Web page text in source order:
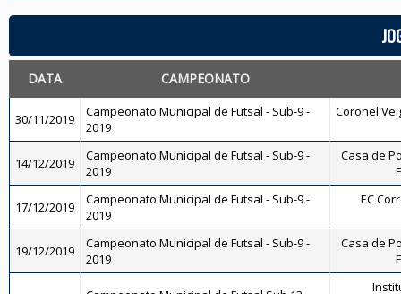
DATA CAMPEONATO
30/11/2019
Campeonato Municipal de Futsal - Sub-9 -
2019
Coronel
14/12/2019
Campeonato Municipal de Futsal - Sub-9 -
2019
Casa de
17/12/2019
Campeonato Municipal de Futsal - Sub-9 -
2019
EC
19/12/2019
Campeonato Municipal de Futsal - Sub-9 -
2019
Casa de